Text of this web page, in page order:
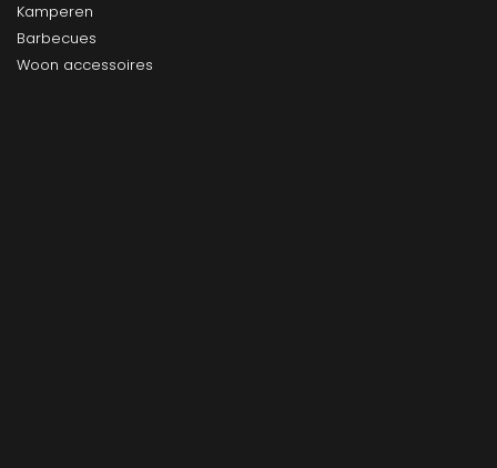
Kamperen
Barbecues
Woon accessoires